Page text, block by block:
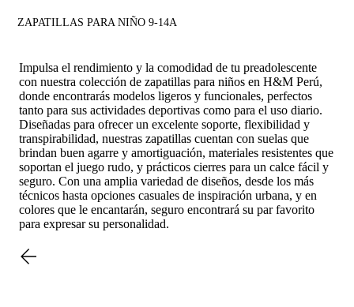
ZAPATILLAS PARA NIÑO 9-14A
Impulsa el rendimiento y la comodidad de tu preadolescente
con nuestra colección de zapatillas para niños en H&M Perú,
donde encontrarás modelos ligeros y funcionales, perfectos
tanto para sus actividades deportivas como para el uso diario.
Diseñadas para ofrecer un excelente soporte, flexibilidad y
transpirabilidad, nuestras zapatillas cuentan con suelas que
brindan buen agarre y amortiguación, materiales resistentes que
soportan el juego rudo, y prácticos cierres para un calce fácil y
seguro. Con una amplia variedad de diseños, desde los más
técnicos hasta opciones casuales de inspiración urbana, y en
colores que le encantarán, seguro encontrará su par favorito
para expresar su personalidad.